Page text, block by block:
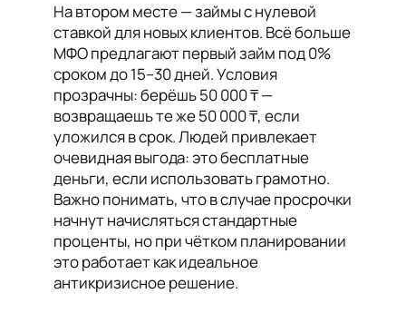
На втором месте — займы с нулевой
ставкой для новых клиентов. Всё больше
МФО предлагают первый займ под 0%
сроком до 15–30 дней. Условия
прозрачны: берёшь 50 000 ₸ —
возвращаешь те же 50 000 ₸, если
уложился в срок. Людей привлекает
очевидная выгода: это бесплатные
деньги, если использовать грамотно.
Важно понимать, что в случае просрочки
начнут начисляться стандартные
проценты, но при чётком планировании
это работает как идеальное
антикризисное решение.